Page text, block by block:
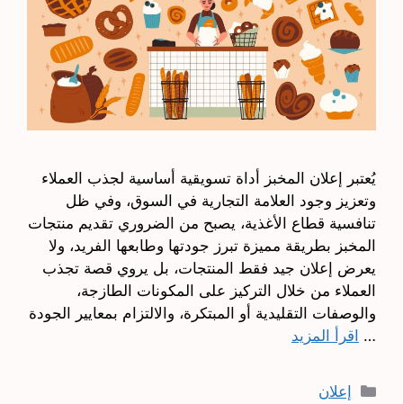
يُعتبر إعلان المخبز أداة تسويقية أساسية لجذب العملاء
وتعزيز وجود العلامة التجارية في السوق، وفي ظل
تنافسية قطاع الأغذية، يصبح من الضروري تقديم منتجات
المخبز بطريقة مميزة تبرز جودتها وطابعها الفريد، ولا
يعرض إعلان جيد فقط المنتجات، بل يروي قصة تجذب
العملاء من خلال التركيز على المكونات الطازجة،
والوصفات التقليدية أو المبتكرة، والالتزام بمعايير الجودة
… اقرأ المزيد
التصنيفات
إعلان